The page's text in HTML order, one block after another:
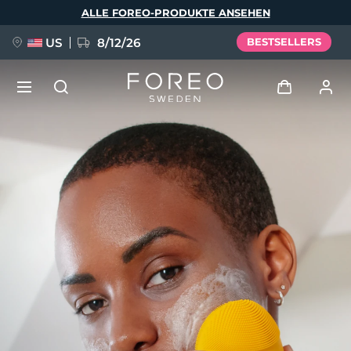
ALLE FOREO-PRODUKTE ANSEHEN
US 8/12/26 BESTSELLERS
Benutzerkonto
Meine Geräte
Meine Bestellungen
Meine Adressen
Meine Abonnements
NEU
FAQ™ Pure Beauty-Tech Elixir
BREAKING NEWS
issa™ Teeth Whitening Set
Sprache
English Deutsch
Español
Français
Italiano
Português
Svenska
Русский
Türkçe
简体中文 繁體中文